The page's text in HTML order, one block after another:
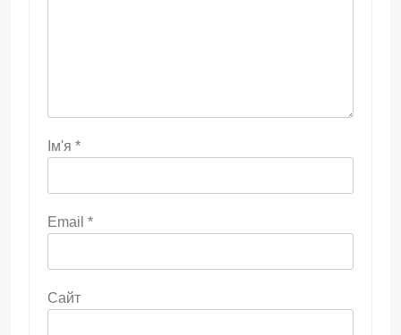
Ім'я *
Email *
Сайт